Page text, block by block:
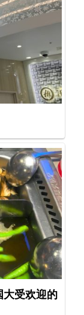
大受欢迎的